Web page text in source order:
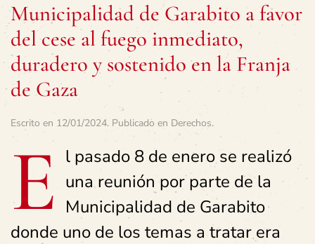
Municipalidad de Garabito a favor
del cese al fuego inmediato,
duradero y sostenido en la Franja
de Gaza
Escrito en 12/01/2024. Publicado en Derechos.
E l pasado 8 de enero se realizó
una reunión por parte de la
Municipalidad de Garabito
donde uno de los temas a tratar era